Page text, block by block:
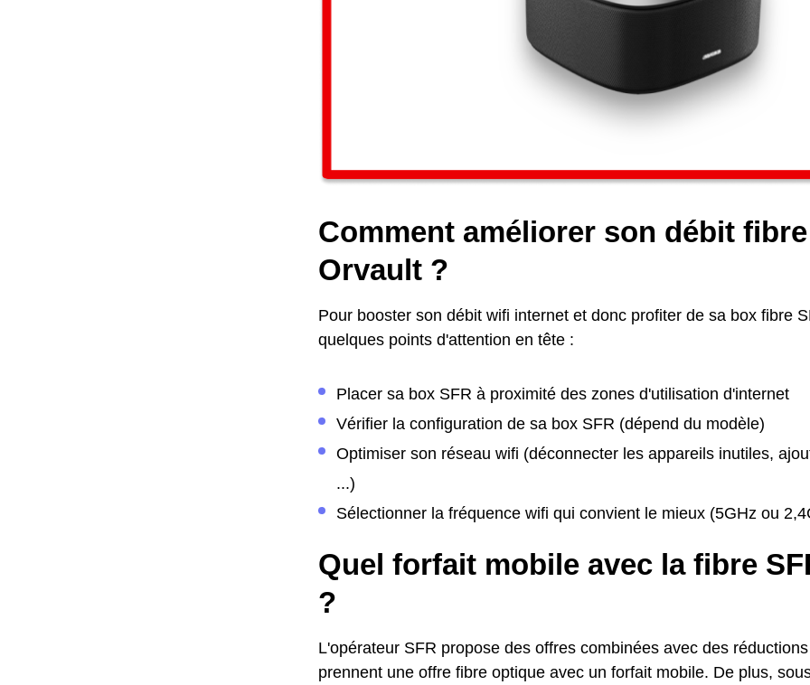
Comment améliorer son débit fibre
Orvault ?
Pour booster son débit wifi internet et donc profiter de sa box fibre
quelques points d'attention en tête :
Placer sa box SFR à proximité des zones d'utilisation d'internet
Vérifier la configuration de sa box SFR (dépend du modèle)
Optimiser son réseau wifi (déconnecter les appareils inutiles,
...)
Sélectionner la fréquence wifi qui convient le mieux (5GHz ou
Quel forfait mobile avec la fibre
?
L'opérateur SFR propose des offres combinées avec des
prennent une offre fibre optique avec un forfait mobile. De plus,